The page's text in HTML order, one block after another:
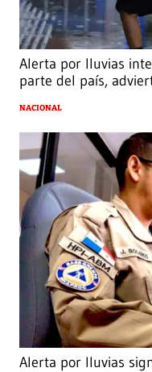
Alerta por lluvias
parte del país,
NACIONAL
Alerta por lluvias